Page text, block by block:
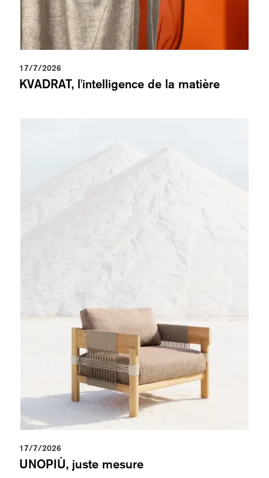
17/7/2026
KVADRAT, l'intelligence de la matière
17/7/2026
UNOPIÙ, juste mesure